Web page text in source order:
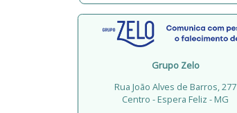
Grupo Zelo
Rua João Alves de Barros, 277
Centro - Espera Feliz - MG